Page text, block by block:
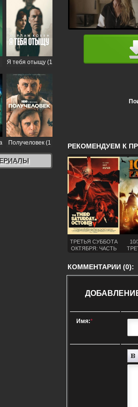
Я тебя отыщу (1
Получеловек (1
сезон)
РЕКОМЕНДУЕМ К
ТРЕТЬЯ СУББОТА
ОКТЯБРЯ: ЧАСТЬ
КОММЕНТАРИИ (0):
Имя:*